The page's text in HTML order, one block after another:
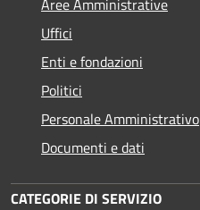
Uffici
Enti e fondazioni
Politici
Personale Amministrativo
Documenti e dati
CATEGORIE DI SERVIZIO